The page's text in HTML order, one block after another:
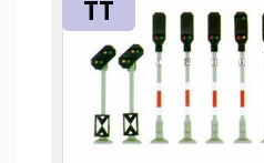
TT